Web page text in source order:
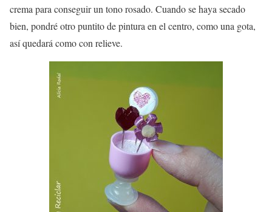
crema para conseguir un tono rosado. Cuando se haya secado
bien, pondré otro puntito de pintura en el centro, como una gota,
así quedará como con relieve.